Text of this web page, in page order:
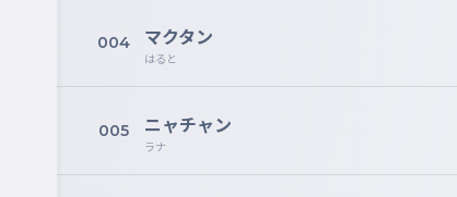
004 マクタン
はると
005 ニャチャン
ラナ